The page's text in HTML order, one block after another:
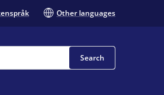
Other languages
Search